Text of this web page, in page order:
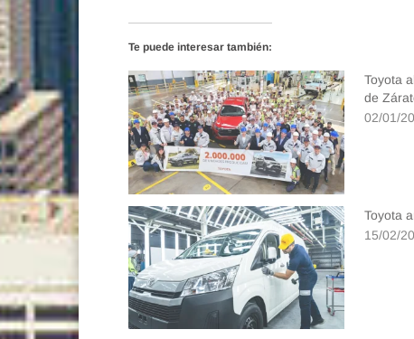
Te puede interesar también:
Toyota
de
02/01/
Toyota
15/02/